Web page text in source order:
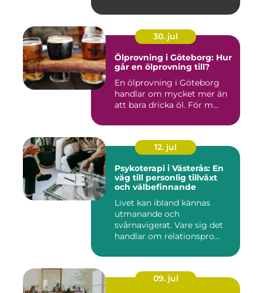
30. jul
Ölprovning i Göteborg: Hur
går en ölprovning till?
En ölprovning i Göteborg
handlar om mycket mer än
att bara dricka öl. För m...
12. jul
Psykoterapi i Västerås: En
väg till personlig tillväxt
och välbefinnande
Livet kan ibland kännas
utmanande och
svårnavigerat. Vare sig det
handlar om relationspro...
09. jul